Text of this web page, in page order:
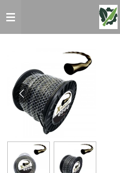
direct